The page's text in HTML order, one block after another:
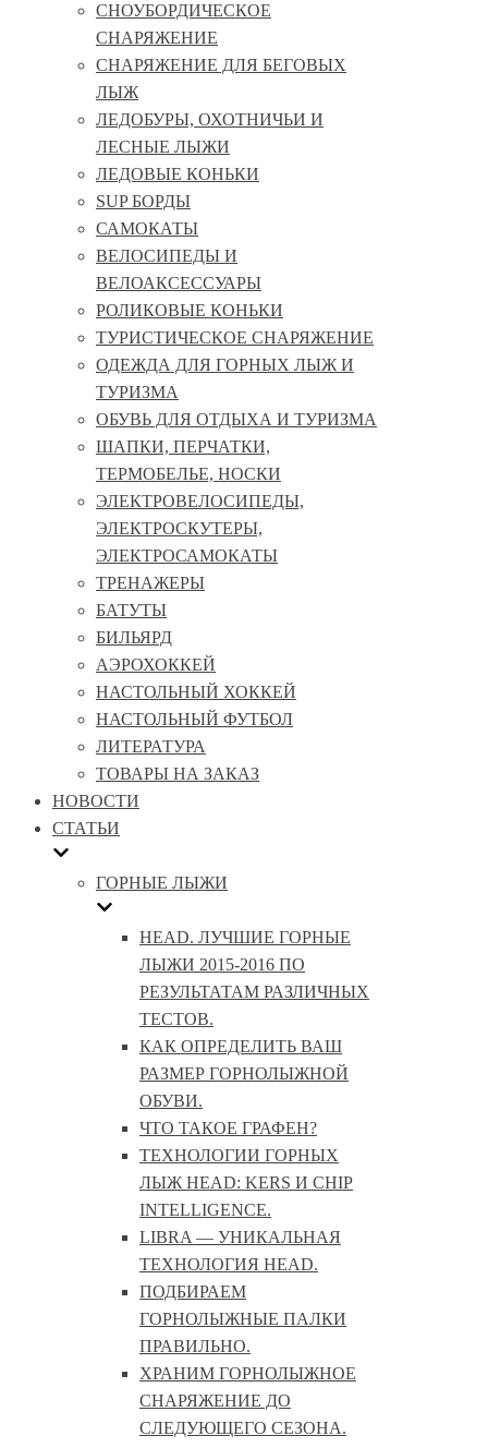
СНОУБОРДИЧЕСКОЕ
СНАРЯЖЕНИЕ
СНАРЯЖЕНИЕ ДЛЯ БЕГОВЫХ
ЛЫЖ
ЛЕДОБУРЫ, ОХОТНИЧЬИ И
ЛЕСНЫЕ ЛЫЖИ
ЛЕДОВЫЕ КОНЬКИ
SUP БОРДЫ
САМОКАТЫ
ВЕЛОСИПЕДЫ И
ВЕЛОАКСЕССУАРЫ
РОЛИКОВЫЕ КОНЬКИ
ТУРИСТИЧЕСКОЕ СНАРЯЖЕНИЕ
ОДЕЖДА ДЛЯ ГОРНЫХ ЛЫЖ И
ТУРИЗМА
ОБУВЬ ДЛЯ ОТДЫХА И ТУРИЗМА
ШАПКИ, ПЕРЧАТКИ,
ТЕРМОБЕЛЬЕ, НОСКИ
ЭЛЕКТРОВЕЛОСИПЕДЫ,
ЭЛЕКТРОСКУТЕРЫ,
ЭЛЕКТРОСАМОКАТЫ
ТРЕНАЖЕРЫ
БАТУТЫ
БИЛЬЯРД
АЭРОХОККЕЙ
НАСТОЛЬНЫЙ ХОККЕЙ
НАСТОЛЬНЫЙ ФУТБОЛ
ЛИТЕРАТУРА
ТОВАРЫ НА ЗАКАЗ
НОВОСТИ
СТАТЬИ
ГОРНЫЕ ЛЫЖИ
HEAD. ЛУЧШИЕ ГОРНЫЕ
ЛЫЖИ 2015-2016 ПО
РЕЗУЛЬТАТАМ РАЗЛИЧНЫХ
ТЕСТОВ.
КАК ОПРЕДЕЛИТЬ ВАШ
РАЗМЕР ГОРНОЛЫЖНОЙ
ОБУВИ.
ЧТО ТАКОЕ ГРАФЕН?
ТЕХНОЛОГИИ ГОРНЫХ
ЛЫЖ HEAD: KERS И CHIP
INTELLIGENCE.
LIBRA — УНИКАЛЬНАЯ
ТЕХНОЛОГИЯ HEAD.
ПОДБИРАЕМ
ГОРНОЛЫЖНЫЕ ПАЛКИ
ПРАВИЛЬНО.
ХРАНИМ ГОРНОЛЫЖНОЕ
СНАРЯЖЕНИЕ ДО
СЛЕДУЮЩЕГО СЕЗОНА.